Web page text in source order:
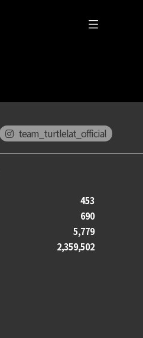
team_turtlelat_official
453
690
5,779
2,359,502